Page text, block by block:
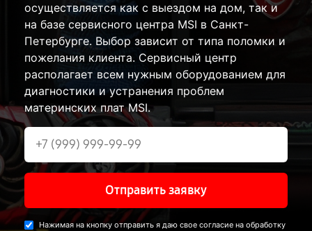
осуществляется как с выездом на дом, так и
на базе сервисного центра MSI в Санкт-
Петербурге. Выбор зависит от типа поломки и
пожелания клиента. Сервисный центр
располагает всем нужным оборудованием для
диагностики и устранения проблем
материнских плат MSI.
Отправить заявку
Нажимая на кнопку отправить я даю свое согласие на обработку